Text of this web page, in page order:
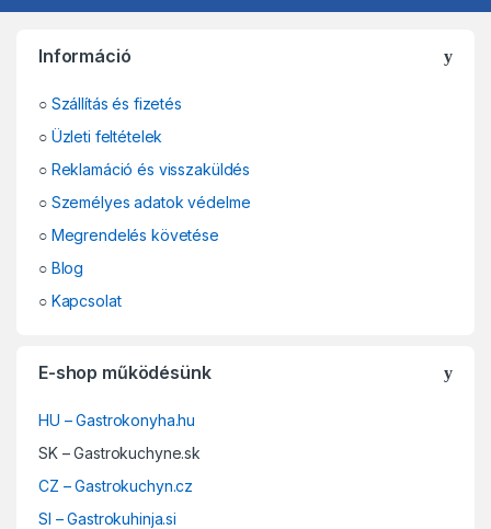
Információ
○ Szállítás és fizetés
○ Üzleti feltételek
○ Reklamáció és visszaküldés
○ Személyes adatok védelme
○ Megrendelés követése
○ Blog
○ Kapcsolat
E-shop működésünk
HU – Gastrokonyha.hu
SK – Gastrokuchyne.sk
CZ – Gastrokuchyn.cz
SI – Gastrokuhinja.si